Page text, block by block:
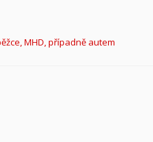
MHD, případně autem